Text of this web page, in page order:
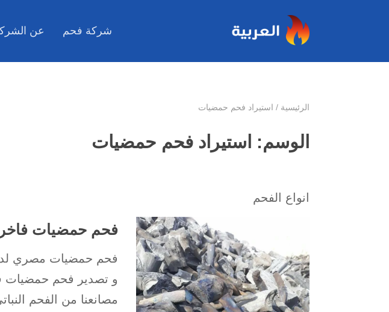
شركة فحم عن
الرئيسية / استيراد فحم حمضيات
الوسم: استيراد فحم حمضيات
انواع الفحم
فحم حمضيات فاخر
فحم حمضيات مصري لدي
و تصدير فحم حمضيات
مصانعنا من الفحم